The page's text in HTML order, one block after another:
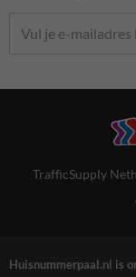
TrafficSupply
Huisnummerpaal.nl is